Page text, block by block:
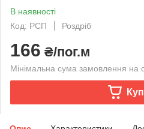
В наявності
Код: РСП
Роздріб
166 ₴/пог.м
Мінімальна сума замовлення на